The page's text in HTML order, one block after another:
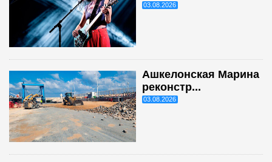
03.08.2026
Ашкелонская Марина
реконстр...
03.08.2026